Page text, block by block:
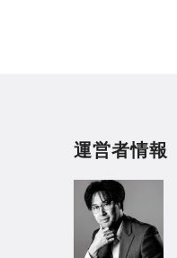
運営者情報